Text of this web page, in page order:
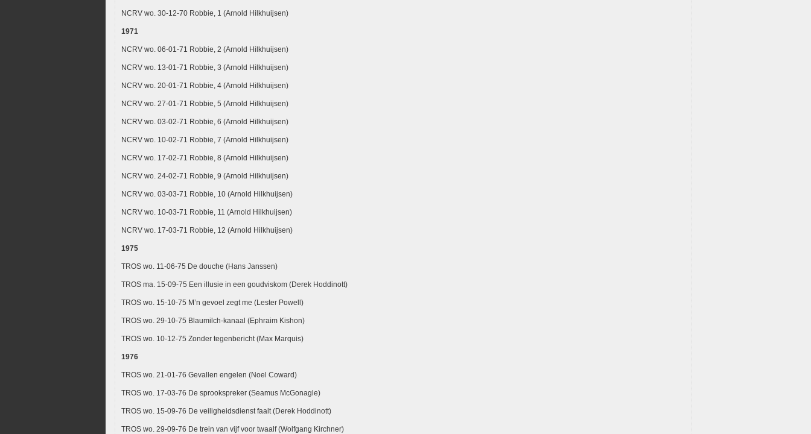
NCRV wo. 30-12-70 Robbie, 1 (Arnold Hilkhuijsen)
1971
NCRV wo. 06-01-71 Robbie, 2 (Arnold Hilkhuijsen)
NCRV wo. 13-01-71 Robbie, 3 (Arnold Hilkhuijsen)
NCRV wo. 20-01-71 Robbie, 4 (Arnold Hilkhuijsen)
NCRV wo. 27-01-71 Robbie, 5 (Arnold Hilkhuijsen)
NCRV wo. 03-02-71 Robbie, 6 (Arnold Hilkhuijsen)
NCRV wo. 10-02-71 Robbie, 7 (Arnold Hilkhuijsen)
NCRV wo. 17-02-71 Robbie, 8 (Arnold Hilkhuijsen)
NCRV wo. 24-02-71 Robbie, 9 (Arnold Hilkhuijsen)
NCRV wo. 03-03-71 Robbie, 10 (Arnold Hilkhuijsen)
NCRV wo. 10-03-71 Robbie, 11 (Arnold Hilkhuijsen)
NCRV wo. 17-03-71 Robbie, 12 (Arnold Hilkhuijsen)
1975
TROS wo. 11-06-75 De douche (Hans Janssen)
TROS ma. 15-09-75 Een illusie in een goudviskom (Derek Hoddinott)
TROS wo. 15-10-75 M’n gevoel zegt me (Lester Powell)
TROS wo. 29-10-75 Blaumilch-kanaal (Ephraim Kishon)
TROS wo. 10-12-75 Zonder tegenbericht (Max Marquis)
1976
TROS wo. 21-01-76 Gevallen engelen (Noel Coward)
TROS wo. 17-03-76 De sprookspreker (Seamus McGonagle)
TROS wo. 15-09-76 De veiligheidsdienst faalt (Derek Hoddinott)
TROS wo. 29-09-76 De trein van vijf voor twaalf (Wolfgang Kirchner)